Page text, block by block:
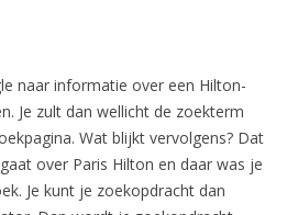
naar informatie over een Hilton-
Je zult dan wellicht de zoekterm
Wat blijkt vervolgens? Dat
over Paris Hilton en daar was je
Je kunt je zoekopdracht dan